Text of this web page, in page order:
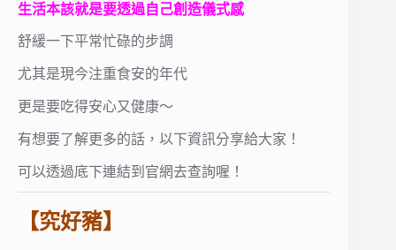
生活本該就是要透過自己創造儀式感
舒緩一下平常忙碌的步調
尤其是現今注重食安的年代
更是要吃得安心又健康～
有想要了解更多的話，以下資訊分享給大家！
可以透過底下連結到官網去查詢喔！
【究好豬】